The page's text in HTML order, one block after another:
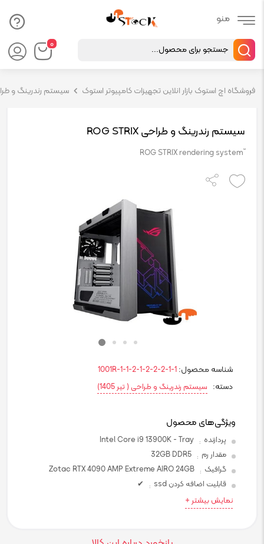
۰
Products
search
فروشگاه اچ استوک بازار انلاین تجهیزات کامپیوتر استوک سیستم رندرینگ و طراحی
سیستم رندرینگ و طراحی ROG STRIX
ّ ROG STRIX rendering system
شناسه محصول: 1001R-1-1-2-1-2-2-2-1-1
دسته: سیستم رندرینگ و طراحی ( تیر 1405)
ویژگی‌های محصول
پردازنده :
Intel Core i9 13900K - Tray
مقدار رم :
32GB DDR5
گرافیک :
Zotac RTX 4090 AMP Extreme AIRO 24GB
قابلیت اضافه کردن ssd
:
✔
نمایش بیشتر +